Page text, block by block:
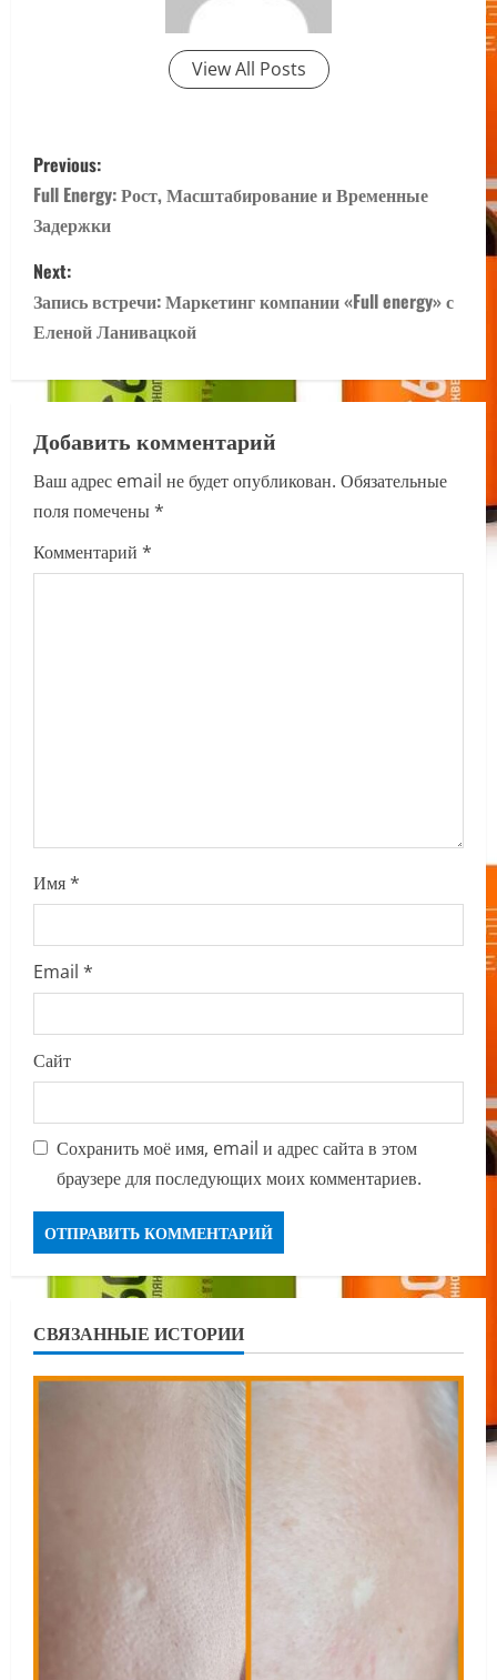
View All Posts
P
o
s
t
n
a
v
i
g
a
Previous:
Full Energy: Рост, Масштабирование и Временные
Задержки
Next:
Запись встречи: Маркетинг компании «Full energy» с
Еленой Ланивацкой
Добавить комментарий
Ваш адрес email не будет опубликован. Обязательные
поля помечены*
Комментарий *
Имя*
Email *
Сайт
Сохранить моё имя, email и адрес сайта в этом
браузере для последующих моих комментариев.
СВЯЗАННЫЕ ИСТОРИИ